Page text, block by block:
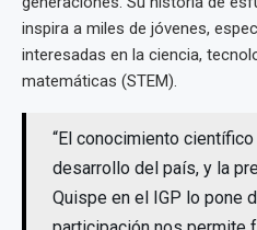
inspira a miles de jóvenes,
interesadas en la ciencia,
matemáticas (STEM).
“El conocimiento
desarrollo del país, y la
Quispe en el IGP lo pone